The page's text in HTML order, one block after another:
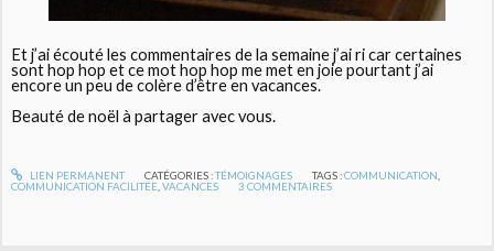
Et j’ai écouté les commentaires de la semaine j’ai ri car certaines
sont hop hop et ce mot hop hop me met en joie pourtant j’ai
encore un peu de colère d’être en vacances.
Beauté de noël à partager avec vous.
LIEN PERMANENT CATÉGORIES :TÉMOIGNAGES TAGS :COMMUNICATION
COMMUNICATION FACILITÉE ,VACANCES 3 COMMENTAIRES